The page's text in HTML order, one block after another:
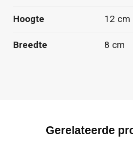
Hoogte 12 cm
Breedte 8 cm
Gerelateerde